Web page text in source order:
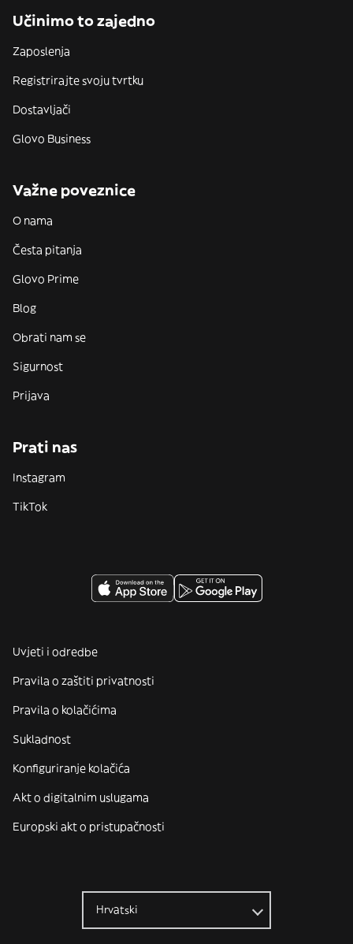
Učinimo to zajedno
Zaposlenja
Registrirajte svoju tvrtku
Dostavljači
Glovo Business
Važne poveznice
O nama
Česta pitanja
Glovo Prime
Blog
Obrati nam se
Sigurnost
Prijava
Prati nas
Instagram
TikTok
Uvjeti i odredbe
Pravila o zaštiti privatnosti
Pravila o kolačićima
Sukladnost
Konfiguriranje kolačića
Akt o digitalnim uslugama
Europski akt o pristupačnosti